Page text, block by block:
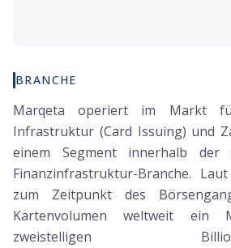
BRANCHE
Marqeta operiert im Markt
Infrastruktur (Card Issuing) und
einem Segment innerhalb der
Finanzinfrastruktur-Branche.
zum Zeitpunkt des
Kartenvolumen weltweit ein
zweistelligen Billionen-